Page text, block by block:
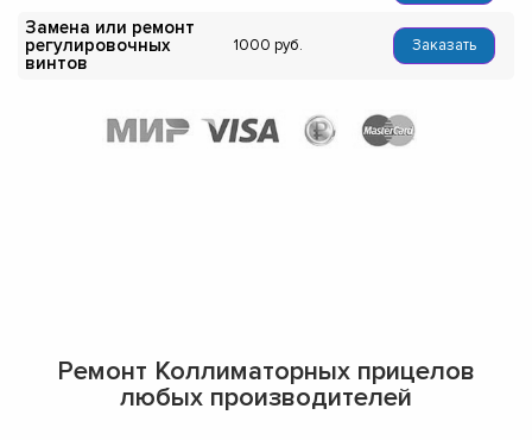
Замена или ремонт
регулировочных
винтов
1000 Заказать
Ремонт Коллиматорных прицелов
любых производителей